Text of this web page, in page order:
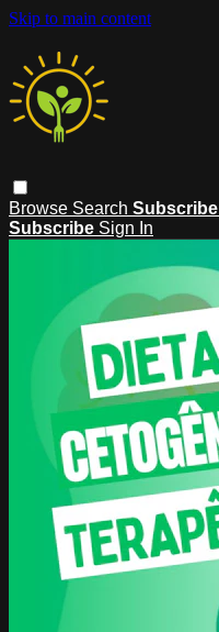
Skip to main content
Browse Search Subscribe
Subscribe Sign In